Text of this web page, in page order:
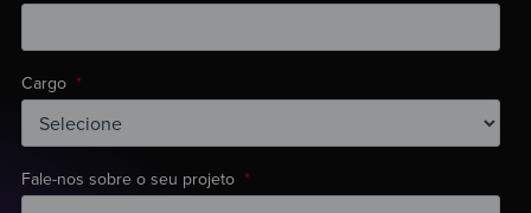
Cargo *
Fale-nos sobre o seu projeto *